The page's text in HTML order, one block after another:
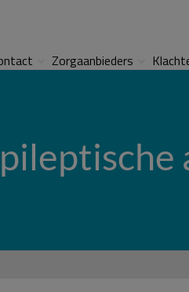
Zorgaanbieders